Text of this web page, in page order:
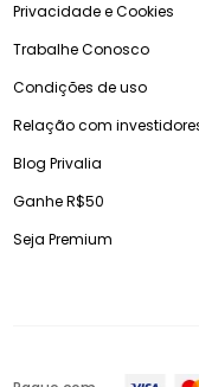
Privacidade e Cookies
Trabalhe Conosco
Condições de uso
Relação com
Blog Privalia
Ganhe R$50
Seja Premium